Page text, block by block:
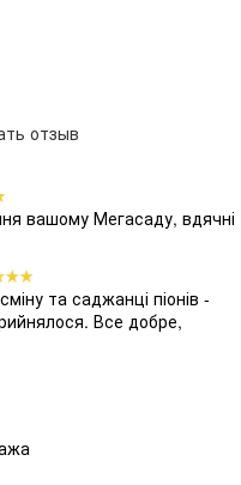
отзыв
вашому Мегасаду, вдячні
та саджанці піонів -
Все добре,